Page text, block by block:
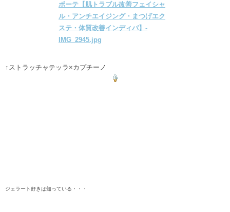
↑ストラッチャテッラ×カプチーノ
ジェラート好きは知っている・・・